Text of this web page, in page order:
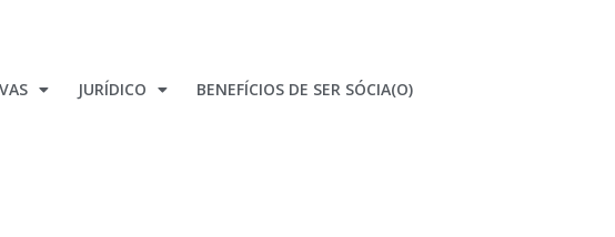
JURÍDICO BENEFÍCIOS DE SER SÓCIA(O)